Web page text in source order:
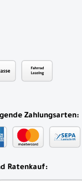
Zahlungsarten:
Ratenkauf: